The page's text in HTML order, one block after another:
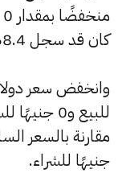
كان قد سجل 4168.4 جنيهًا للبيع و 0 جنيهًا للشراء.
جنيهًا للشراء.